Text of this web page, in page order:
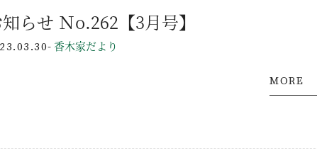
お知らせ Ｎo.262【3月号】
-香木家だより
MORE